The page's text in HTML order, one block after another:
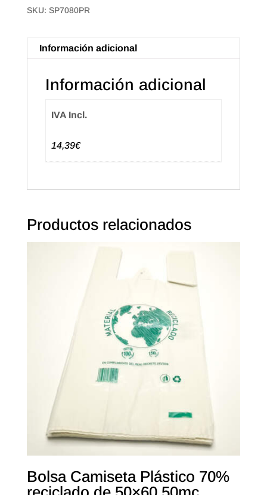
SKU: SP7080PR
Información adicional
Información adicional
IVA Incl.
14,39€
Productos relacionados
Bolsa Camiseta Plástico 70%